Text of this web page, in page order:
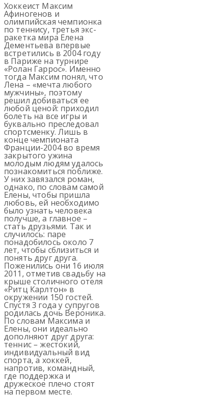
Хоккеист Максим
Афиногенов и
олимпийская чемпионка
по теннису, третья экс-
ракетка мира Елена
Дементьева впервые
встретились в 2004 году
в Париже на турнире
«Ролан Гаррос». Именно
тогда Максим понял, что
Лена – «мечта любого
мужчины», поэтому
решил добиваться ее
любой ценой: приходил
болеть на все игры и
буквально преследовал
спортсменку. Лишь в
конце чемпионата
Франции-2004 во время
закрытого ужина
молодым людям удалось
познакомиться поближе.
У них завязался роман,
однако, по словам самой
Елены, чтобы пришла
любовь, ей необходимо
было узнать человека
получше, а главное –
стать друзьями. Так и
случилось: паре
понадобилось около 7
лет, чтобы сблизиться и
понять друг друга.
Поженились они 16 июля
2011, отметив свадьбу на
крыше столичного отеля
«Ритц Карлтон» в
окружении 150 гостей.
Спустя 3 года у супругов
родилась дочь Вероника.
По словам Максима и
Елены, они идеально
дополняют друг друга:
теннис – жестокий,
индивидуальный вид
спорта, а хоккей,
напротив, командный,
где поддержка и
дружеское плечо стоят
на первом месте.